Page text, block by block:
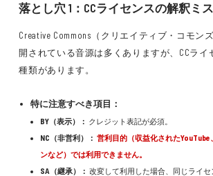
落とし穴 1：CCライセンスの解釈ミス
Creative Commons（クリエイティブ・コモン
開されている音源は多くありますが、CCライ
種類があります。
特に注意すべき項目：
BY（表示）： クレジット表記が必須。
NC（非営利）： 営利目的（収益化されたYouTube
ンなど）では利用できません。
SA（継承）： 改変して利用した場合、同じライ